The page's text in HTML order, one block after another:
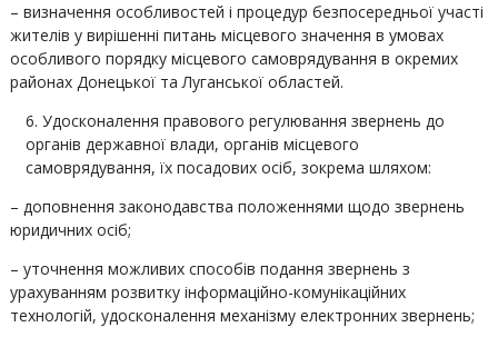
– визначення особливостей і процедур безпосередньої участі
жителів у вирішенні питань місцевого значення в умовах
особливого порядку місцевого самоврядування в окремих
районах Донецької та Луганськоїобластей.
Удосконалення правового регулювання звернень до
органів державної влади, органів місцевого
самоврядування, їх посадових осіб, зокрема шляхом:
– доповнення законодавства положеннями щодо звернень
юридичних осіб;
– уточнення можливих способів подання звернень з
урахуванням розвитку інформаційно-комунікаційних
технологій, удосконалення механізму електронних звернень;